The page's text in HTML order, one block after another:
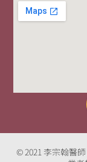
© 2021 李宗翰醫